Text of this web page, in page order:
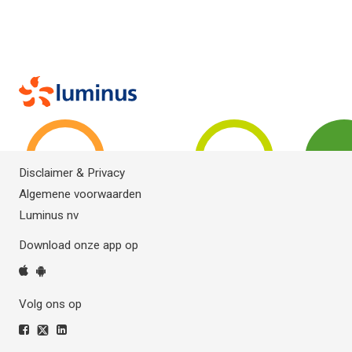
Disclaimer & Privacy
Algemene voorwaarden
Luminus nv
Download onze app op
Volg ons op